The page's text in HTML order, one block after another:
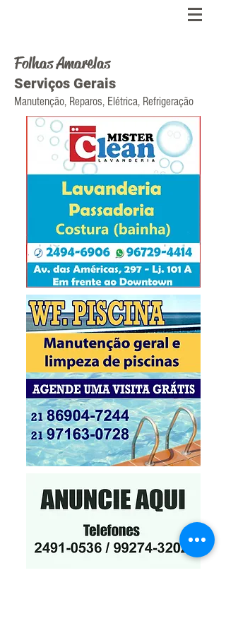
Folhas Amarelas
Serviços Gerais
Manutenção, Reparos, Elétrica, Refrigeração